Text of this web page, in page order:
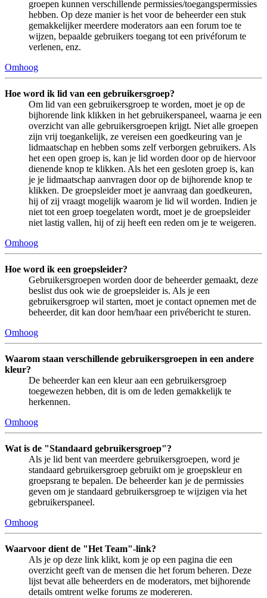
groepen kunnen verschillende permissies/toegangspermissies
hebben. Op deze manier is het voor de beheerder een stuk
gemakkelijker meerdere moderators aan een forum toe te
wijzen, bepaalde gebruikers toegang tot een privéforum te
verlenen, enz.
Omhoog
Hoe word ik lid van een gebruikersgroep?
Om lid van een gebruikersgroep te worden, moet je op de
bijhorende link klikken in het gebruikerspaneel, waarna je een
overzicht van alle gebruikersgroepen krijgt. Niet alle groepen
zijn vrij toegankelijk, ze vereisen een goedkeuring van je
lidmaatschap en hebben soms zelf verborgen gebruikers. Als
het een open groep is, kan je lid worden door op de hiervoor
dienende knop te klikken. Als het een gesloten groep is, kan
je je lidmaatschap aanvragen door op de bijhorende knop te
klikken. De groepsleider moet je aanvraag dan goedkeuren,
hij of zij vraagt mogelijk waarom je lid wil worden. Indien je
niet tot een groep toegelaten wordt, moet je de groepsleider
niet lastig vallen, hij of zij heeft een reden om je te weigeren.
Omhoog
Hoe word ik een groepsleider?
Gebruikersgroepen worden door de beheerder gemaakt, deze
beslist dus ook wie de groepsleider is. Als je een
gebruikersgroep wil starten, moet je contact opnemen met de
beheerder, dit kan door hem/haar een privébericht te sturen.
Omhoog
Waarom staan verschillende gebruikersgroepen in een andere
kleur?
De beheerder kan een kleur aan een gebruikersgroep
toegewezen hebben, dit is om de leden gemakkelijk te
herkennen.
Omhoog
Wat is de "Standaard gebruikersgroep"?
Als je lid bent van meerdere gebruikersgroepen, word je
standaard gebruikersgroep gebruikt om je groepskleur en
groepsrang te bepalen. De beheerder kan je de permissies
geven om je standaard gebruikersgroep te wijzigen via het
gebruikerspaneel.
Omhoog
Waarvoor dient de "Het Team"-link?
Als je op deze link klikt, kom je op een pagina die een
overzicht geeft van de mensen die het forum beheren. Deze
lijst bevat alle beheerders en de moderators, met bijhorende
details omtrent welke forums ze modereren.